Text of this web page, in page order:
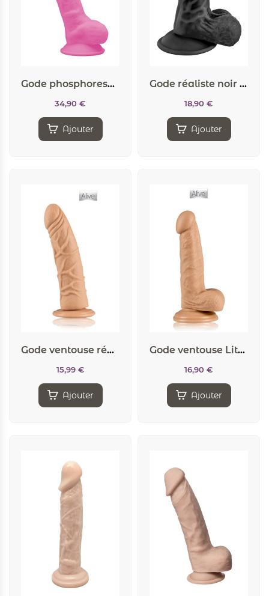
Gode phosphorescent double densité 17,6cm – SilexD
34,90 €
Ajouter
Gode réaliste noir 13 cm – Real Mike
18,90 €
Ajouter
Gode ventouse réaliste Fred
15,99 €
Ajouter
Gode ventouse Little John
16,90 €
Ajouter